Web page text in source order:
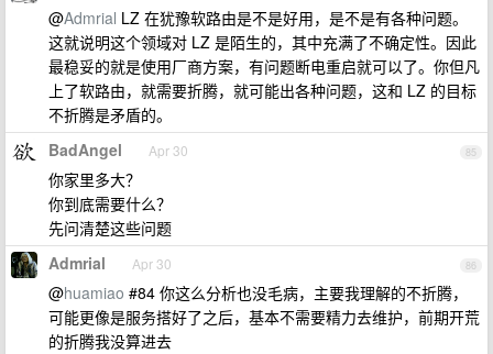
@Admrial LZ 在犹豫软路由是不是好用，是不是有各种问题。
这就说明这个领域对 LZ 是陌生的，其中充满了不确定性。因此
最稳妥的就是使用厂商方案，有问题断电重启就可以了。你但凡
上了软路由，就需要折腾，就可能出各种问题，这和 LZ 的目标
不折腾是矛盾的。
85
BadAngel Apr 30
你家里多大？
你到底需要什么？
先问清楚这些问题
86
Admrial Apr 30
@huamiao #84 你这么分析也没毛病，主要我理解的不折腾，
可能更像是服务搭好了之后，基本不需要精力去维护，前期开荒
的折腾我没算进去